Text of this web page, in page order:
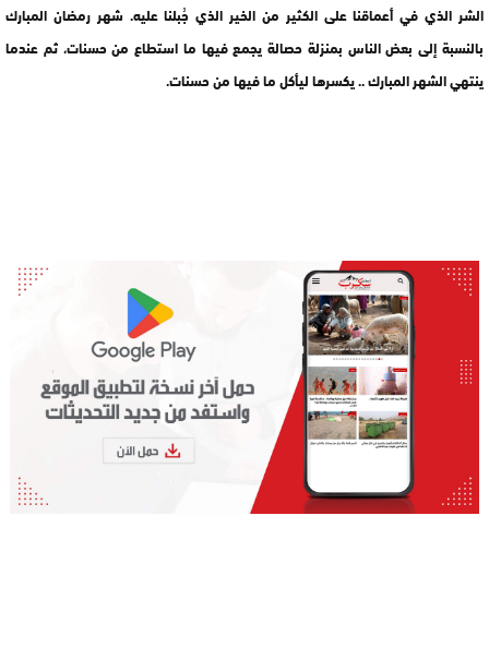
الشر الذي في أعماقنا على الكثير من الخير الذي جُبلنا عليه. شهر رمضان المبارك
بالنسبة إلى بعض الناس بمنزلة حصالة يجمع فيها ما استطاع من حسنات، ثم عندما
ينتهي الشهر المبارك .. يكسرها ليأكل ما فيها من حسنات.